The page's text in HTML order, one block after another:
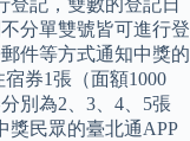
登記，雙數的登記日
分單雙號皆可進行登
件等方式通知中獎的
券1張（面額1000
別為2、3、4、5張
獎民眾的臺北通APP